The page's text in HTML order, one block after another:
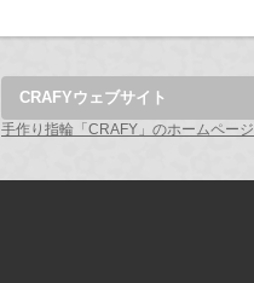
CRAFYウェブサイト
手作り指輪「CRAFY」のホームページ